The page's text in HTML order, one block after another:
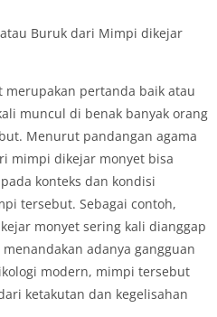
Buruk dari Mimpi dikejar
pertanda baik atau
muncul di benak banyak orang
Menurut pandangan agama
mimpi dikejar monyet bisa
konteks dan kondisi
tersebut. Sebagai contoh,
monyet sering kali dianggap
adanya gangguan
modern, mimpi tersebut
ketakutan dan kegelisahan